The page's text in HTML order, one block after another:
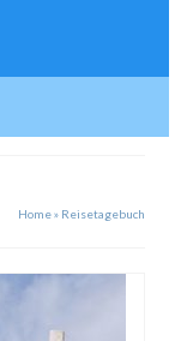
Home» Reisetagebuch